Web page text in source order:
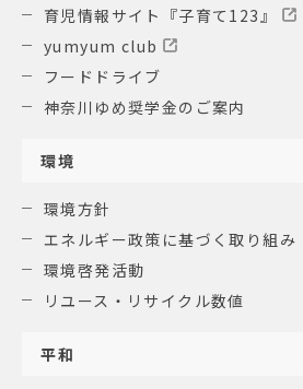
育児情報サイト『子育て123』
yumyum club
フードドライブ
神奈川ゆめ奨学金のご案内
環境
環境方針
エネルギー政策に基づく取り組み
環境啓発活動
リユース・リサイクル数値
平和